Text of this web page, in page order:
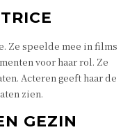
Ze speelde mee in films
voor haar rol. Ze
Acteren geeft haar de
zien.
GEZIN